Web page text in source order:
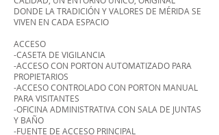
DONDE LA TRADICIÓN Y VALORES DE MÉRIDA SE
VIVEN EN CADA ESPACIO
ACCESO
-CASETA DE VIGILANCIA
-ACCESO CON PORTON AUTOMATIZADO PARA
PROPIETARIOS
-ACCESO CONTROLADO CON PORTON MANUAL
PARA VISITANTES
-OFICINA ADMINISTRATIVA CON SALA DE JUNTAS
Y BAÑO
-FUENTE DE ACCESO PRINCIPAL